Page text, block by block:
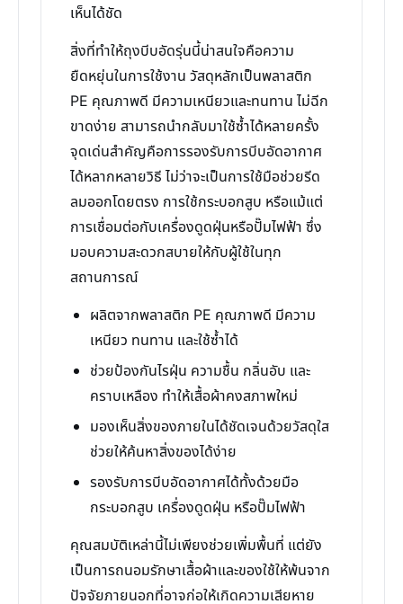
เห็นได้ชัด
สิ่งที่ทำให้ถุงบีบอัดรุ่นนี้น่าสนใจคือความ
ยืดหยุ่นในการใช้งาน วัสดุหลักเป็นพลาสติก
PE คุณภาพดี มีความเหนียวและทนทาน ไม่ฉีก
ขาดง่าย สามารถนำกลับมาใช้ซ้ำได้หลายครั้ง
จุดเด่นสำคัญคือการรองรับการบีบอัดอากาศ
ได้หลากหลายวิธี ไม่ว่าจะเป็นการใช้มือช่วยรีด
ลมออกโดยตรง การใช้กระบอกสูบ หรือแม้แต่
การเชื่อมต่อกับเครื่องดูดฝุ่นหรือปั๊มไฟฟ้า ซึ่ง
มอบความสะดวกสบายให้กับผู้ใช้ในทุก
สถานการณ์
ผลิตจากพลาสติก PE คุณภาพดี มีความ
เหนียว ทนทาน และใช้ซ้ำได้
ช่วยป้องกันไรฝุ่น ความชื้น กลิ่นอับ และ
คราบเหลือง ทำให้เสื้อผ้าคงสภาพใหม่
มองเห็นสิ่งของภายในได้ชัดเจนด้วยวัสดุใส
ช่วยให้ค้นหาสิ่งของได้ง่าย
รองรับการบีบอัดอากาศได้ทั้งด้วยมือ
กระบอกสูบ เครื่องดูดฝุ่น หรือปั๊มไฟฟ้า
คุณสมบัติเหล่านี้ไม่เพียงช่วยเพิ่มพื้นที่ แต่ยัง
เป็นการถนอมรักษาเสื้อผ้าและของใช้ให้พ้นจาก
ปัจจัยภายนอกที่อาจก่อให้เกิดความเสียหาย